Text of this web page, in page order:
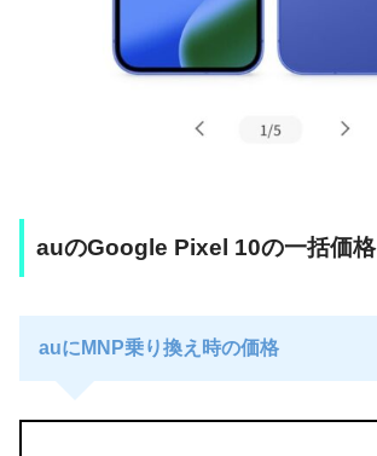
auのGoogle Pixel 10の一括価格
auにMNP乗り換え時の価格